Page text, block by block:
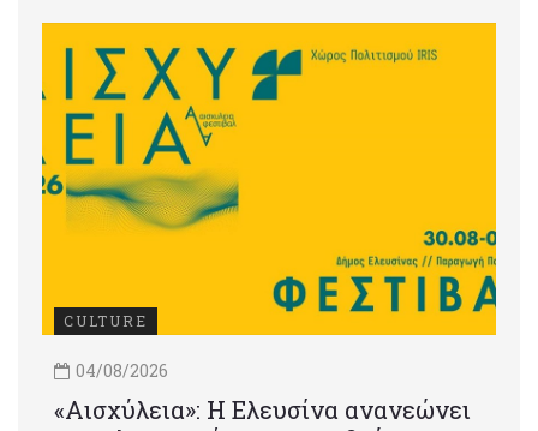
CULTURE
04/08/2026
«Αισχύλεια»: Η Ελευσίνα ανανεώνει